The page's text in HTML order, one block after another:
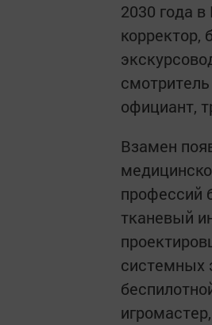
2030 года
корректор,
официант,
Взамен
профессий
тканевый
системных